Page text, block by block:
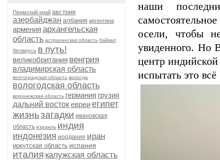
Пермский край австрия
азербайджан албания аргентина
армения архангельская
область астраханская область байкал
беларусь в путь!
великобритания венгрия
владимирская область
волгоградская область вологда
вологодская область
воронежская область германия грузия
дальний востокевреиегипет
жизньзагадки ивановская
область израиль индия
индонезия иордания иран
иркутская область испания
италия калужская область
наши
осели, чтобы
увиденного. Но
центр
испытать это